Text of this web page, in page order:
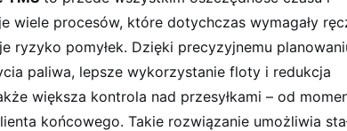
wiele procesów, które dotychczas wymagały
ryzyko pomyłek. Dzięki precyzyjnemu
paliwa, lepsze wykorzystanie floty i redukcja
większa kontrola nad przesyłkami – od
końcowego. Takie rozwiązanie umożliwia